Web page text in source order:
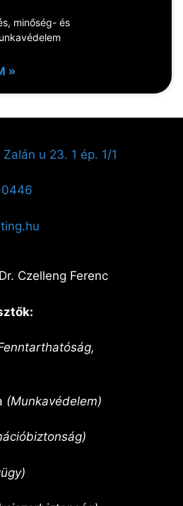
minőség- és
»
u 23. 1 ép. 1/1
Dr. Czelleng Ferenc
(Munkavédelem)